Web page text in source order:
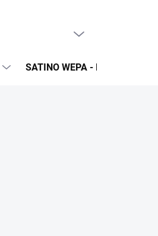
SATINO WEPA - NÁPLNE A